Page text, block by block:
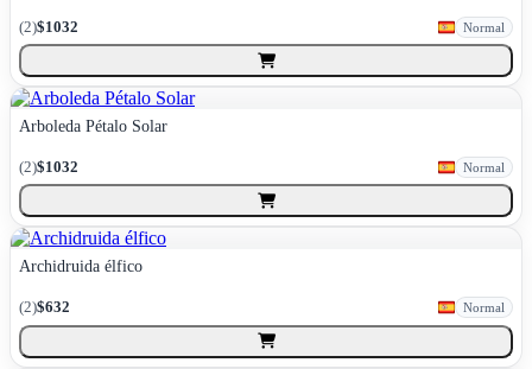
(2)$1032 Normal
Arboleda Pétalo Solar
(2)$1032 Normal
Archidruida élfico
(2)$632 Normal